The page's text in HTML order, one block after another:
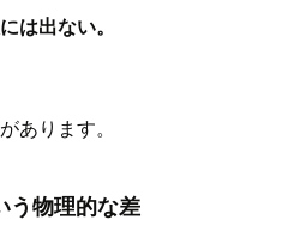
は出ない。
あります。
う物理的な差